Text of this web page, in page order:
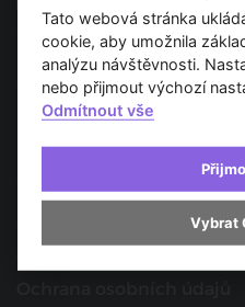
Spojujeme svět architektury
O nás
Provozovatel
Kontakt
Spolupracujte s námi
Tato webová stránka
cookie, aby umožnila
analýzu návštěvnosti.
nebo přijmout výchozí
Odmítnout vše
Vybrat